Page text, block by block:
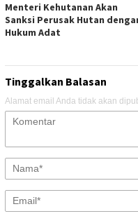
Menteri Kehutanan Akan
Sanksi Perusak Hutan
Hukum Adat
Tinggalkan Balasan
Alamat email Anda tidak akan